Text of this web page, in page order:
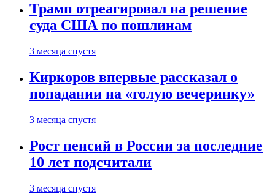
Трамп отреагировал на решение
суда США по пошлинам
3 месяца спустя
Киркоров впервые рассказал о
попадании на «голую вечеринку»
3 месяца спустя
Рост пенсий в России за последние
10 лет подсчитали
3 месяца спустя